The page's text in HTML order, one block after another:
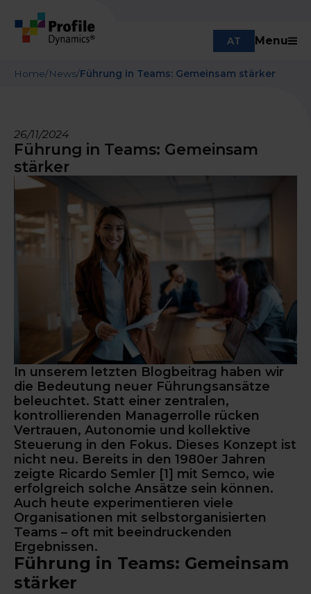
AT Menu
Home/News/Führung in Teams: Gemeinsam stärker
26/11/2024
Führung in Teams: Gemeinsam
stärker
In unserem letzten Blogbeitrag haben wir
die Bedeutung neuer Führungsansätze
beleuchtet. Statt einer zentralen,
kontrollierenden Managerrolle rücken
Vertrauen, Autonomie und kollektive
Steuerung in den Fokus. Dieses Konzept ist
nicht neu. Bereits in den 1980er Jahren
zeigte Ricardo Semler [1] mit Semco, wie
erfolgreich solche Ansätze sein können.
Auch heute experimentieren viele
Organisationen mit selbstorganisierten
Teams – oft mit beeindruckenden
Ergebnissen.
Führung in Teams: Gemeinsam
stärker